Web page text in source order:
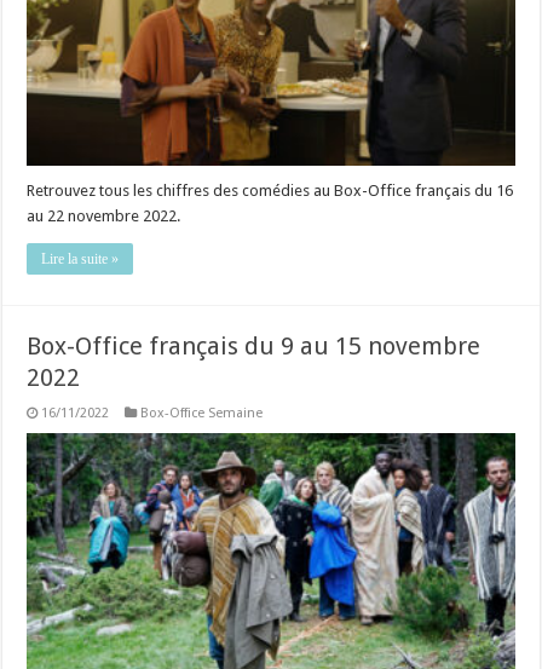
Retrouvez tous les chiffres des comédies au Box-Office français du 16
au 22 novembre 2022.
Lire la suite »
Box-Office français du 9 au 15 novembre
2022
16/11/2022 Box-Office Semaine